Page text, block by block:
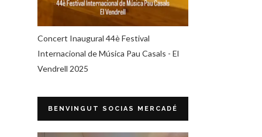
Concert Inaugural 44è Festival
Internacional de Música Pau Casals - El
Vendrell 2025
BENVINGUT SOCIAS MERCADÉ